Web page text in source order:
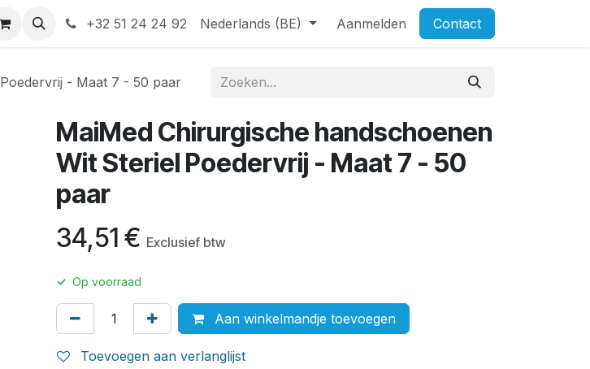
+32 51 24 24 92 Nederlands (BE) Aanmelden Contact
- Maat 7 - 50 paar
MaiMed Chirurgische handschoenen
Wit Steriel Poedervrij - Maat 7 - 50
paar
34,51 € Exclusief btw
✓ Op voorraad
Aan winkelmandje toevoegen
Toevoegen aan verlanglijst